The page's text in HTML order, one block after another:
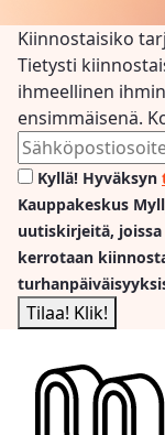
Kiinnostaisiko
Tietysti
ihmeellinen
ensimmäisenä.
Kyllä! Hyväksyn
Kauppakeskus
uutiskirjeitä,
kerrotaan